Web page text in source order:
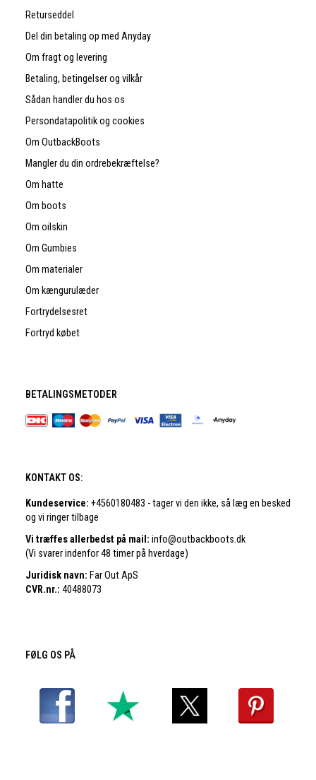
Returseddel
Del din betaling op med Anyday
Om fragt og levering
Betaling, betingelser og vilkår
Sådan handler du hos os
Persondatapolitik og cookies
Om OutbackBoots
Mangler du din ordrebekræftelse?
Om hatte
Om boots
Om oilskin
Om Gumbies
Om materialer
Om kængurulæder
Fortrydelsesret
Fortryd købet
BETALINGSMETODER
KONTAKT OS:
Kundeservice: +4560180483 - tager vi den ikke, så læg en besked
og vi ringer tilbage
Vi træffes allerbedst på mail: info@outbackboots.dk
(Vi svarer indenfor 48 timer på hverdage)
Juridisk navn: Far Out ApS
CVR.nr.: 40488073
FØLG OS PÅ